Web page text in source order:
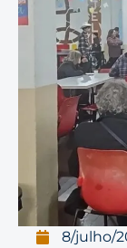
8/julho/